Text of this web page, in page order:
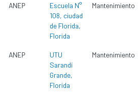
ANEP
Escuela N°
108, ciudad
de Florida,
Florida
Mantenimiento
ANEP
UTU
Sarandí
Grande,
Florida
Mantenimiento